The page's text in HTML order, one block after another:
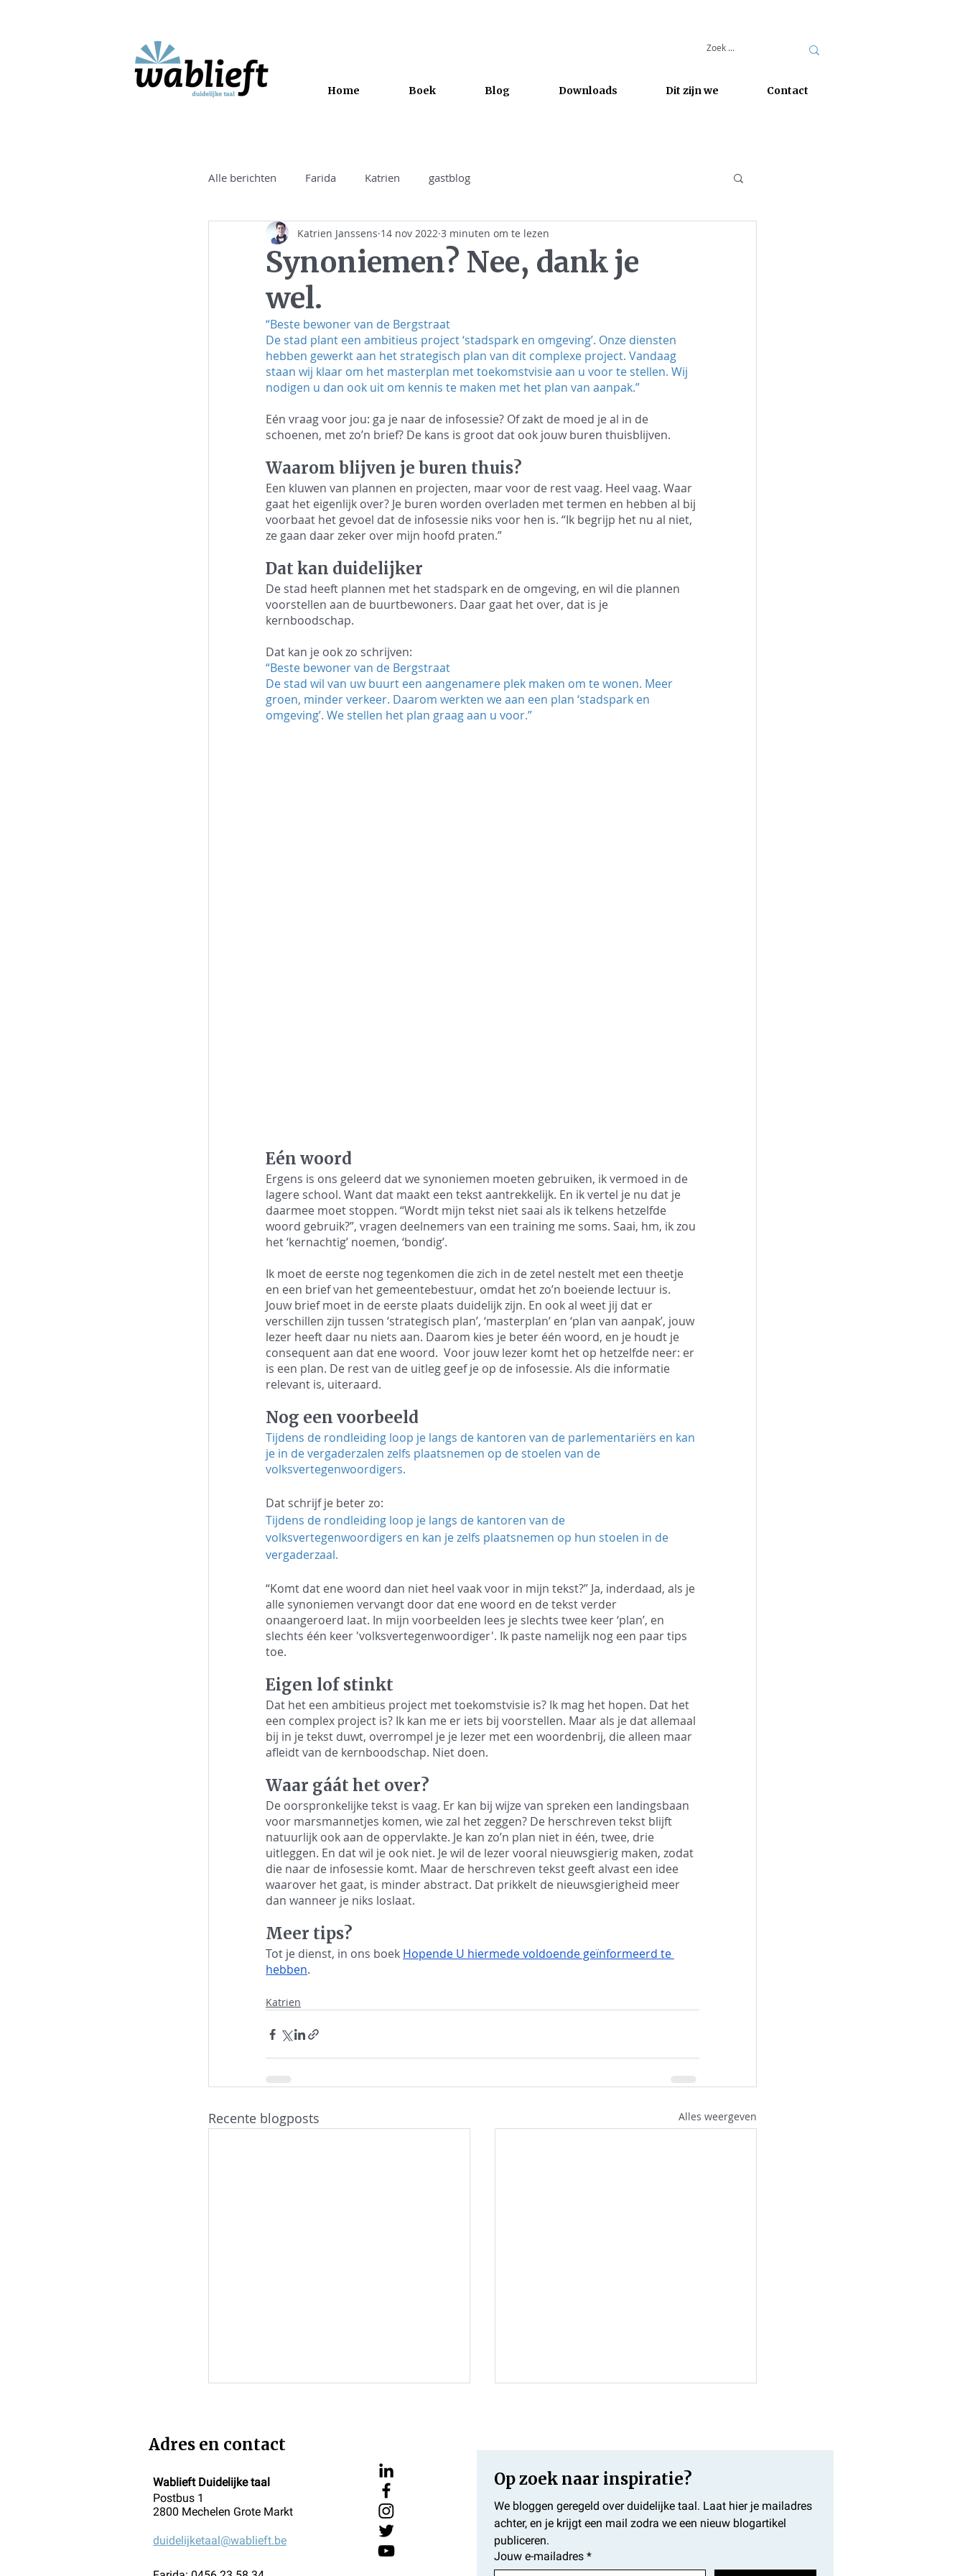
Home Boek Blog Downloads Dit zijn we Contact
Alle berichten Farida Katrien gastblog
Synoniemen? Nee, dank je
wel.
Katrien Janssens 14 nov 2022 3 minuten om te lezen
“Beste bewoner van de Bergstraat
De stad plant een ambitieus project ‘stadspark en omgeving’. Onze diensten
hebben gewerkt aan het strategisch plan van dit complexe project. Vandaag
staan wij klaar om het masterplan met toekomstvisie aan u voor te stellen. Wij
nodigen u dan ook uit om kennis te maken met het plan van aanpak.”
Eén vraag voor jou: ga je naar de infosessie? Of zakt de moed je al in de
schoenen, met zo’n brief? De kans is groot dat ook jouw buren thuisblijven.
Waarom blijven je buren thuis?
Een kluwen van plannen en projecten, maar voor de rest vaag. Heel vaag. Waar
gaat het eigenlijk over? Je buren worden overladen met termen en hebben al bij
voorbaat het gevoel dat de infosessie niks voor hen is. “Ik begrijp het nu al niet,
ze gaan daar zeker over mijn hoofd praten.”
Dat kan duidelijker
De stad heeft plannen met het stadspark en de omgeving, en wil die plannen
voorstellen aan de buurtbewoners. Daar gaat het over, dat is je
kernboodschap.
Dat kan je ook zo schrijven:
“Beste bewoner van de Bergstraat
De stad wil van uw buurt een aangenamere plek maken om te wonen. Meer
groen, minder verkeer. Daarom werkten we aan een plan ‘stadspark en
omgeving’. We stellen het plan graag aan u voor.”
Eén woord
Ergens is ons geleerd dat we synoniemen moeten gebruiken, ik vermoed in de
lagere school. Want dat maakt een tekst aantrekkelijk. En ik vertel je nu dat je
daarmee moet stoppen. “Wordt mijn tekst niet saai als ik telkens hetzelfde
woord gebruik?”, vragen deelnemers van een training me soms. Saai, hm, ik zou
het ‘kernachtig’ noemen, ‘bondig’.
Ik moet de eerste nog tegenkomen die zich in de zetel nestelt met een theetje
en een brief van het gemeentebestuur, omdat het zo’n boeiende lectuur is.
Jouw brief moet in de eerste plaats duidelijk zijn. En ook al weet jij dat er
verschillen zijn tussen ‘strategisch plan’, ‘masterplan’ en ‘plan van aanpak’, jouw
lezer heeft daar nu niets aan. Daarom kies je beter één woord, en je houdt je
consequent aan dat ene woord.  Voor jouw lezer komt het op hetzelfde neer: er
is een plan. De rest van de uitleg geef je op de infosessie. Als die informatie
relevant is, uiteraard.
Nog een voorbeeld
Tijdens de rondleiding loop je langs de kantoren van de parlementariërs en kan
je in de vergaderzalen zelfs plaatsnemen op de stoelen van de
volksvertegenwoordigers.
Dat schrijf je beter zo:
Tijdens de rondleiding loop je langs de kantoren van de
volksvertegenwoordigers en kan je zelfs plaatsnemen op hun stoelen in de
vergaderzaal.
“Komt dat ene woord dan niet heel vaak voor in mijn tekst?” Ja, inderdaad, als je
alle synoniemen vervangt door dat ene woord en de tekst verder
onaangeroerd laat. In mijn voorbeelden lees je slechts twee keer ‘plan’, en
slechts één keer 'volksvertegenwoordiger'. Ik paste namelijk nog een paar tips
toe.
Eigen lof stinkt
Dat het een ambitieus project met toekomstvisie is? Ik mag het hopen. Dat het
een complex project is? Ik kan me er iets bij voorstellen. Maar als je dat allemaal
bij in je tekst duwt, overrompel je je lezer met een woordenbrij, die alleen maar
afleidt van de kernboodschap. Niet doen.
Waar gáát het over?
De oorspronkelijke tekst is vaag. Er kan bij wijze van spreken een landingsbaan
voor marsmannetjes komen, wie zal het zeggen? De herschreven tekst blijft
natuurlijk ook aan de oppervlakte. Je kan zo’n plan niet in één, twee, drie
uitleggen. En dat wil je ook niet. Je wil de lezer vooral nieuwsgierig maken, zodat
die naar de infosessie komt. Maar de herschreven tekst geeft alvast een idee
waarover het gaat, is minder abstract. Dat prikkelt de nieuwsgierigheid meer
dan wanneer je niks loslaat.
Meer tips?
Tot je dienst, in ons boek Hopende U hiermede voldoende geïnformeerd te
hebben.
Katrien
Recente blogposts Alles weergeven
Kunnen duidelijke teksten
armoede uit de wereld helpen?
Zet jouw lezer aan tot actie met
een bevel
Adres en contact
Wablieft Duidelijke taal
Postbus 1
2800 Mechelen Grote Markt
duidelijketaal@wablieft.be
Op zoek naar inspiratie?
We bloggen geregeld over duidelijke taal. Laat hier je mailadres
achter, en je krijgt een mail zodra we een nieuw blogartikel
publiceren.
Jouw e-mailadres *